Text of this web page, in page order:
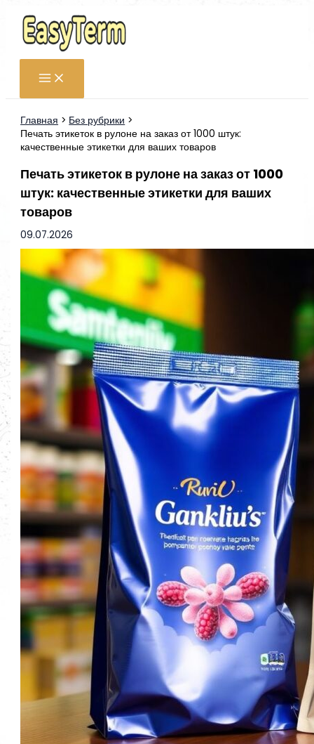
Перейти
содержимому
Главная
Без рубрики
Печать этикеток в рулоне на заказ от 1000 штук:
качественные этикетки для ваших товаров
Печать этикеток в рулоне на заказ от 1000
штук: качественные этикетки для ваших
товаров
09.07.2026